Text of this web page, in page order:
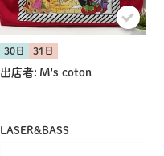
30日 31日
出店者: M's coton
LASER&BASS